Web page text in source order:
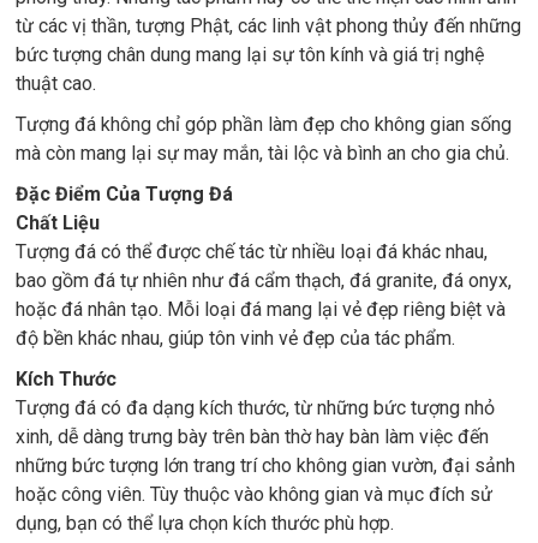
từ các vị thần, tượng Phật, các linh vật phong thủy đến những
bức tượng chân dung mang lại sự tôn kính và giá trị nghệ
thuật cao.
Tượng đá không chỉ góp phần làm đẹp cho không gian sống
mà còn mang lại sự may mắn, tài lộc và bình an cho gia chủ.
Đặc Điểm Của Tượng Đá
Chất Liệu
Tượng đá có thể được chế tác từ nhiều loại đá khác nhau,
bao gồm đá tự nhiên như đá cẩm thạch, đá granite, đá onyx,
hoặc đá nhân tạo. Mỗi loại đá mang lại vẻ đẹp riêng biệt và
độ bền khác nhau, giúp tôn vinh vẻ đẹp của tác phẩm.
Kích Thước
Tượng đá có đa dạng kích thước, từ những bức tượng nhỏ
xinh, dễ dàng trưng bày trên bàn thờ hay bàn làm việc đến
những bức tượng lớn trang trí cho không gian vườn, đại sảnh
hoặc công viên. Tùy thuộc vào không gian và mục đích sử
dụng, bạn có thể lựa chọn kích thước phù hợp.